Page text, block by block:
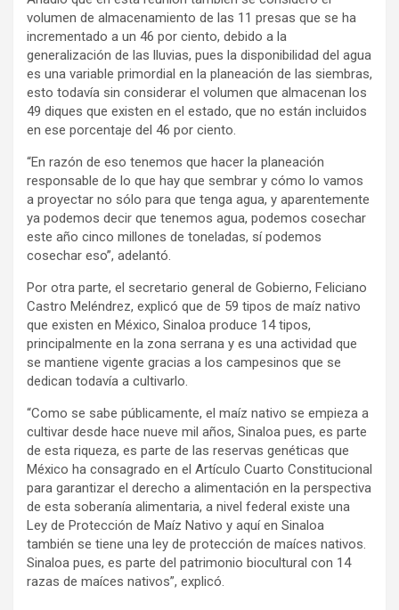
volumen de almacenamiento de las 11 presas que se ha
incrementado a un 46 por ciento, debido a la
generalización de las lluvias, pues la disponibilidad del agua
es una variable primordial en la planeación de las siembras,
esto todavía sin considerar el volumen que almacenan los
49 diques que existen en el estado, que no están incluidos
en ese porcentaje del 46 por ciento.
“En razón de eso tenemos que hacer la planeación
responsable de lo que hay que sembrar y cómo lo vamos
a proyectar no sólo para que tenga agua, y aparentemente
ya podemos decir que tenemos agua, podemos cosechar
este año cinco millones de toneladas, sí podemos
cosechar eso”, adelantó.
Por otra parte, el secretario general de Gobierno, Feliciano
Castro Meléndrez, explicó que de 59 tipos de maíz nativo
que existen en México, Sinaloa produce 14 tipos,
principalmente en la zona serrana y es una actividad que
se mantiene vigente gracias a los campesinos que se
dedican todavía a cultivarlo.
“Como se sabe públicamente, el maíz nativo se empieza a
cultivar desde hace nueve mil años, Sinaloa pues, es parte
de esta riqueza, es parte de las reservas genéticas que
México ha consagrado en el Artículo Cuarto Constitucional
para garantizar el derecho a alimentación en la perspectiva
de esta soberanía alimentaria, a nivel federal existe una
Ley de Protección de Maíz Nativo y aquí en Sinaloa
también se tiene una ley de protección de maíces nativos.
Sinaloa pues, es parte del patrimonio biocultural con 14
razas de maíces nativos”, explicó.